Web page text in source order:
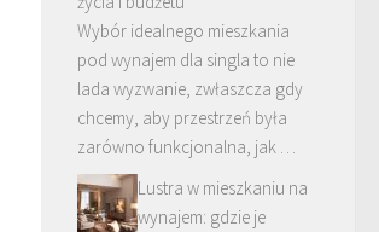
Wybór idealnego mieszkania
pod wynajem dla singla to nie
lada wyzwanie, zwłaszcza gdy
chcemy, aby przestrzeń była
zarówno funkcjonalna, jak …
Lustra w mieszkaniu na
wynajem: gdzie je